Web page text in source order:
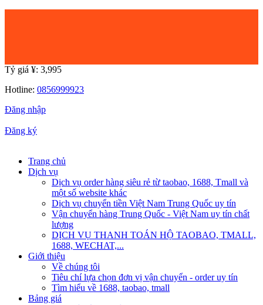
Tỷ giá ¥: 3,995
Hotline: 0856999923
Đăng nhập
Đăng ký
Trang chủ
Dịch vụ
Dịch vụ order hàng siêu rẻ từ taobao, 1688, Tmall và
một số website khác
Dịch vụ chuyển tiền Việt Nam Trung Quốc uy tín
Vận chuyển hàng Trung Quốc - Việt Nam uy tín chất
lượng
DỊCH VỤ THANH TOÁN HỘ TAOBAO, TMALL,
1688, WECHAT,...
Giới thiệu
Về chúng tôi
Tiêu chí lựa chọn đơn vị vận chuyển - order uy tín
Tìm hiểu về 1688, taobao, tmall
Bảng giá